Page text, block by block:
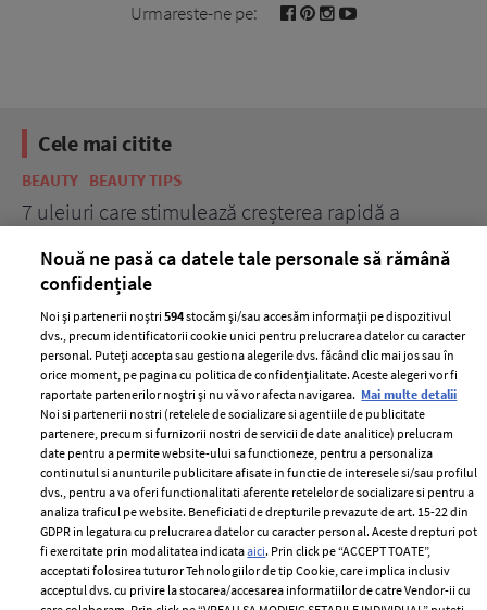
Urmareste-ne pe:
Cele mai citite
BEAUTY BEAUTY TIPS
7 uleiuri care stimulează creșterea rapidă a
ELLE Style Awards
2024
Despre ELLE
Romania
Contact
Abonamente
Termeni si conditii
Politica de
confidențialitate
Politica de cookies
Publicitate
Nouă ne pasă ca datele tale personale să rămână
confidențiale
Noi și partenerii noștri594stocăm și/sau accesăm informații pe dispozitivul
dvs., precum identificatorii cookie unici pentru prelucrarea datelor cu caracter
personal. Puteți accepta sau gestiona alegerile dvs. făcând clic mai jos sau în
orice moment, pe pagina cu politica de confidențialitate. Aceste alegeri vor fi
raportate partenerilor noștri și nu vă vor afecta navigarea. Mai multe detalii
Noi si partenerii nostri (retelele de socializare si agentiile de publicitate
partenere, precum si furnizorii nostri de servicii de date analitice) prelucram
date pentru a permite website-ului sa functioneze, pentru a personaliza
continutul si anunturile publicitare afisate in functie de interesele si/sau profilul
dvs., pentru a va oferi functionalitati aferente retelelor de socializare si pentru a
analiza traficul pe website. Beneficiati de drepturile prevazute de art. 15-22 din
GDPR in legatura cu prelucrarea datelor cu caracter personal. Aceste drepturi pot
fi exercitate prin modalitatea indicataaici. Prin click pe “ACCEPT TOATE”,
acceptati folosirea tuturor Tehnologiilor de tip Cookie, care implica inclusiv
acceptul dvs. cu privire la stocarea/accesarea informatiilor de catre Vendor-ii cu